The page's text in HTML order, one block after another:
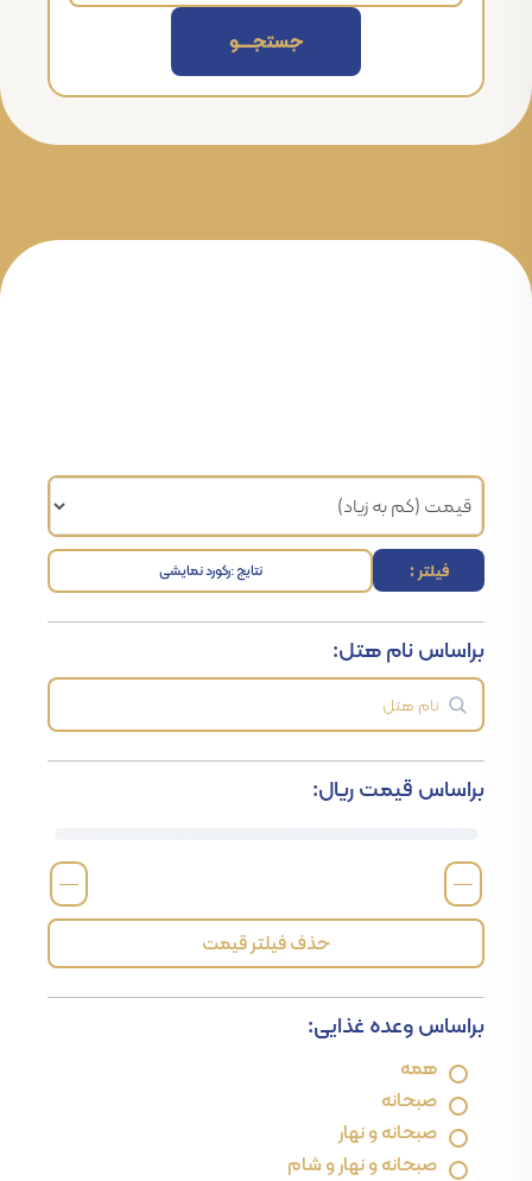
جستجــــــو
فیلتر : نتایج :رکورد نمایشی
براساس نام هتل:
براساس قیمت ریال:
—
—
حذف فیلتر قیمت
براساس وعده غذایی:
همه
صبحانه
صبحانه و نهار
صبحانه و نهار و شام